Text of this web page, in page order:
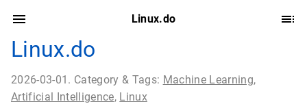
Linux.do
Linux.do
2026-03-01. Category & Tags: Machine Learning,
Artificial Intelligence, Linux